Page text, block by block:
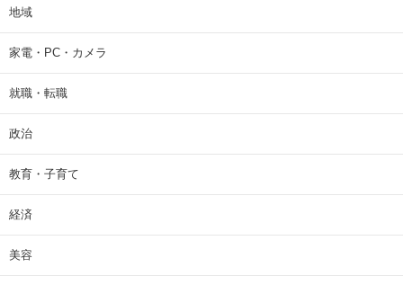
地域
家電・PC・カメラ
就職・転職
政治
教育・子育て
経済
美容